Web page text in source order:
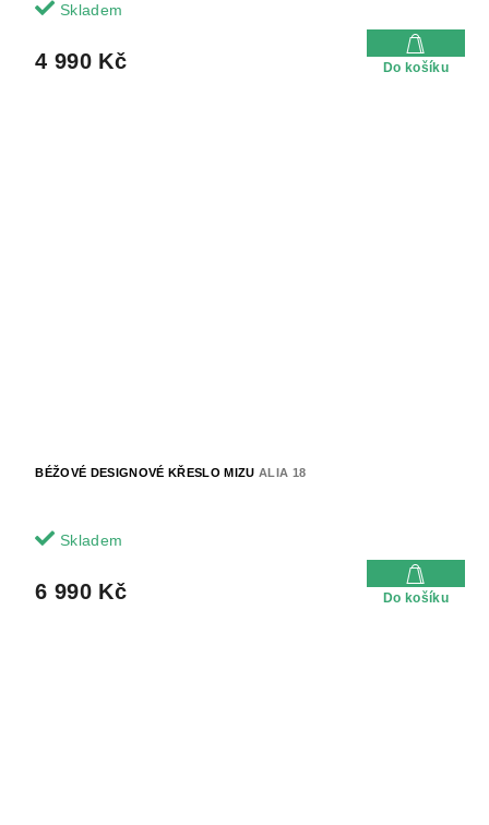
Skladem
4 990 Kč Do košíku
BÉŽOVÉ DESIGNOVÉ KŘESLO MIZU ALIA 18
Skladem
6 990 Kč Do košíku